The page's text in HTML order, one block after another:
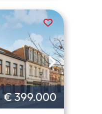
€ 399.000